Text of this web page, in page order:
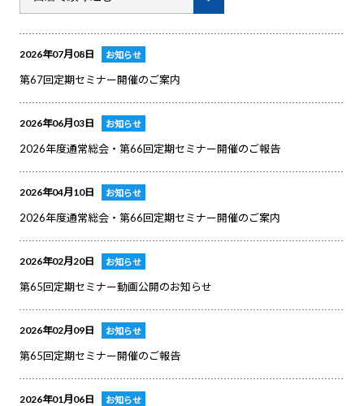
2026年07月08日 お知らせ
第67回定期セミナー開催のご案内
2026年06月03日 お知らせ
2026年度通常総会・第66回定期セミナー開催のご報告
2026年04月10日 お知らせ
2026年度通常総会・第66回定期セミナー開催のご案内
2026年02月20日 お知らせ
第65回定期セミナー動画公開のお知らせ
2026年02月09日 お知らせ
第65回定期セミナー開催のご報告
2026年01月06日 お知らせ